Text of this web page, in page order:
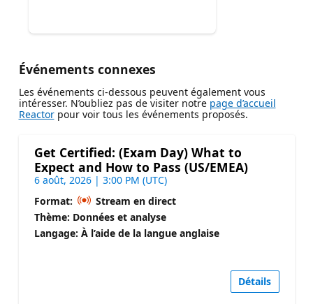
Événements connexes
Les événements ci-dessous peuvent également vous
intéresser. N’oubliez pas de visiter notre page d’accueil
Reactorpour voir tous les événements proposés.
Get Certified: (Exam Day) What to
Expect and How to Pass (US/EMEA)
6 août, 2026 | 3:00 PM (UTC)
Format:
Stream en direct
Thème: Données et analyse
Langage: À l’aide de la langue anglaise
Détails